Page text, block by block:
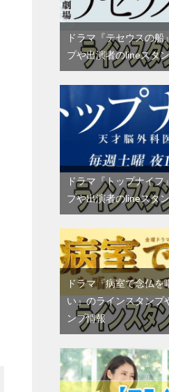
ドラマ『テセウスの船
プや出演者のlineスタ
ドラマ『トップナイフ
プや出演者のlineスタ
ドラマ『病室で念仏を
い』のラインスタンプ
ンプ情報